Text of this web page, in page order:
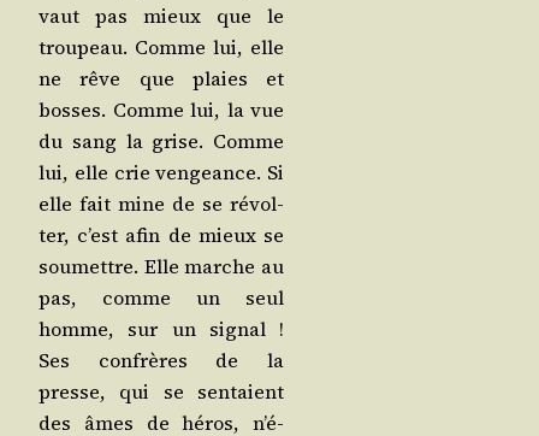
vaut pas mieux que le
trou­peau. Comme lui, elle
ne rêve que plaies et
bosses. Comme lui, la vue
du sang la grise. Comme
lui, elle crie ven­geance. Si
elle fait mine de se révol­
ter, c’est afin de mieux se
sou­mettre. Elle marche au
pas, comme un seul
homme, sur un signal !
Ses confrères de la
presse, qui se sen­taient
des âmes de héros, n’é­